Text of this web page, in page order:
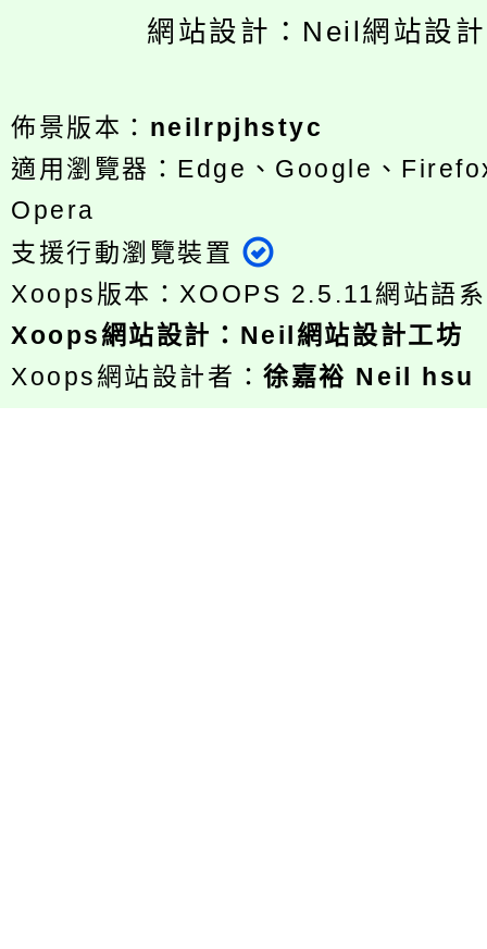
網站設計：Neil網站設
佈景版本： neilrpjhstyc
適用瀏覽器：Edge、Google、
Opera
支援行動瀏覽裝置
Xoops版本： XOOPS 2.5.11網站語
Xoops網站設計 ： Neil網站設計工坊
Xoops網站設計者：徐嘉裕 Neil hsu